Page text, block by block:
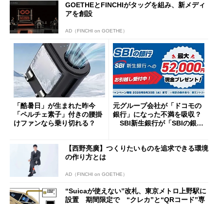
GOETHEとFINCHIがタッグを組み、新メディ
アを創設
AD（FINCHI on GOETHE）
「酷暑日」が生まれた昨今
「ペルチェ素子」付きの腰掛
けファンなら乗り切れる？
元グループ会社が「ドコモの
銀行」になった不満を吸収？
SBI新生銀行が「SBIの銀
開催
【西野亮廣】つくりたいものを追求できる環境
の作り方とは
AD（FINCHI on GOETHE）
“Suicaが使えない”改札、東京メトロ上野駅に
設置 期間限定で “クレカ”と“QRコード”専